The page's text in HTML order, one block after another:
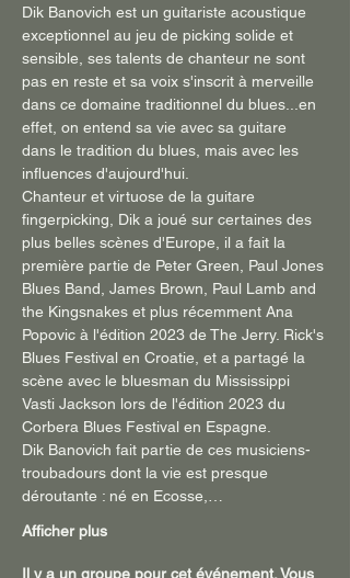
Dik Banovich est un guitariste acoustique
exceptionnel au jeu de picking solide et
sensible, ses talents de chanteur ne sont
pas en reste et sa voix s'inscrit à merveille
dans ce domaine traditionnel du blues...en
effet, on entend sa vie avec sa guitare
dans le tradition du blues, mais avec les
influences d'aujourd'hui.
Chanteur et virtuose de la guitare
fingerpicking, Dik a joué sur certaines des
plus belles scènes d'Europe, il a fait la
première partie de Peter Green, Paul Jones
Blues Band, James Brown, Paul Lamb and
the Kingsnakes et plus récemment Ana
Popovic à l'édition 2023 de The Jerry. Rick's
Blues Festival en Croatie, et a partagé la
scène avec le bluesman du Mississippi
Vasti Jackson lors de l'édition 2023 du
Corbera Blues Festival en Espagne.
Dik Banovich fait partie de ces musiciens-
troubadours dont la vie est presque
déroutante : né en Ecosse,…
Afficher plus
Il y a un groupe pour cet événement. Vous